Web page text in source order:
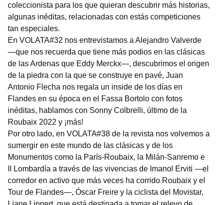
coleccionista para los que quieran descubrir más historias,
algunas inéditas, relacionadas con estás competiciones
tan especiales.
En VOLATA#32 nos entrevistamos a Alejandro Valverde
—que nos recuerda que tiene más podios en las clásicas
de las Ardenas que Eddy Merckx—, descubrimos el origen
de la piedra con la que se construye en pavé, Juan
Antonio Flecha nos regala un inside de los días en
Flandes en su época en el Fassa Bortolo con fotos
inéditas, hablamos con Sonny Colbrelli, último de la
Roubaix 2022 y ¡más!
Por otro lado, en VOLATA#38 de la revista nos volvemos a
sumergir en este mundo de las clásicas y de los
Monumentos como la París-Roubaix, la Milán-Sanremo e
Il Lombardía a través de las vivencias de Imanol Erviti —el
corredor en activo que más veces ha corrido Roubaix y el
Tour de Flandes—, Óscar Freire y la ciclista del Movistar,